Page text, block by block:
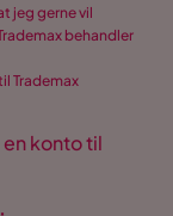
jeg gerne vil
behandler
Trademax
konto til